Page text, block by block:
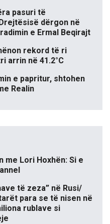
pasuri të
dërgon në
e Ermal Beqirajt
rekord të ri
arrin në 41.2°C
e papritur, shtohen
Realin
me Lori Hoxhën: Si e
të zeza” në Rusi/
para se të nisen në
rublave si